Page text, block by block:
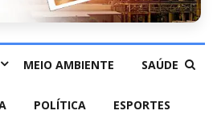
MEIO AMBIENTE SAÚDE
POLÍTICA ESPORTES